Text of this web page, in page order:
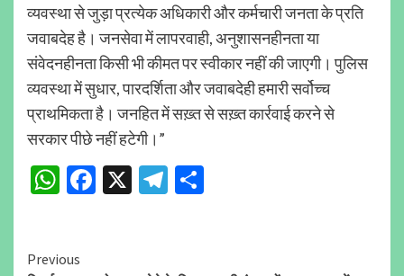
व्यवस्था से जुड़ा प्रत्येक अधिकारी और कर्मचारी जनता के प्रति
जवाबदेह है। जनसेवा में लापरवाही, अनुशासनहीनता या
संवेदनहीनता किसी भी कीमत पर स्वीकार नहीं की जाएगी। पुलिस
व्यवस्था में सुधार, पारदर्शिता और जवाबदेही हमारी सर्वोच्च
प्राथमिकता है। जनहित में सख़्त से सख़्त कार्रवाई करने से
सरकार पीछे नहीं हटेगी।”
WhatsApp
Facebook
X Telegram
Continue
Previous